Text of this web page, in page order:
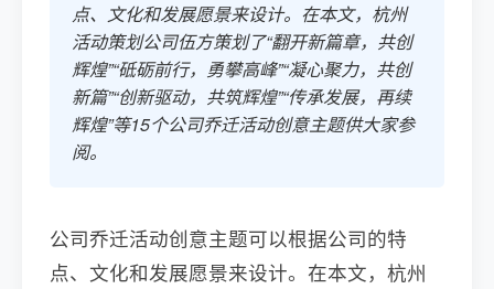
点、文化和发展愿景来设计。在本文，杭州
活动策划公司伍方策划了“翻开新篇章，共创
辉煌”“砥砺前行，勇攀高峰”“凝心聚力，共创
新篇”“创新驱动，共筑辉煌”“传承发展，再续
辉煌”等15个公司乔迁活动创意主题供大家参
阅。
公司乔迁活动创意主题可以根据公司的特
点、文化和发展愿景来设计。在本文，杭州